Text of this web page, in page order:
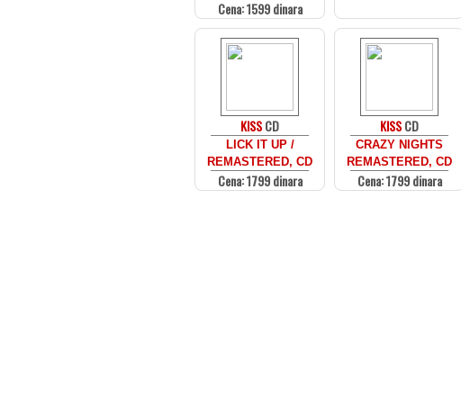
Cena: 1599 dinara
KISSCD
LICK IT UP /
REMASTERED, CD
Cena: 1799 dinara
KISSCD
CRAZY NIGHTS
REMASTERED, CD
Cena: 1799 dinara